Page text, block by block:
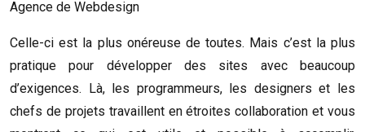
Agence de Webdesign
Celle-ci est la plus onéreuse de toutes. Mais c’est la plus
pratique pour développer des sites avec beaucoup
d’exigences. Là, les programmeurs, les designers et les
chefs de projets travaillent en étroites collaboration et vous